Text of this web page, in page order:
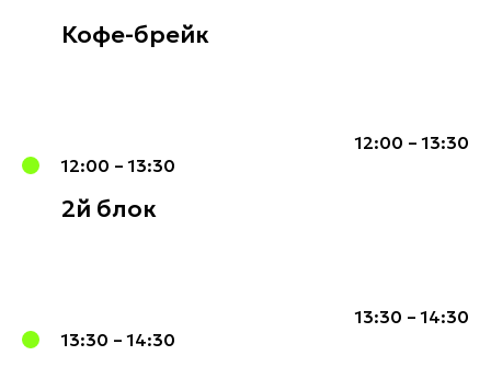
Кофе-брейк
12:00 – 13:30
12:00 – 13:30
2й блок
13:30 – 14:30
13:30 – 14:30